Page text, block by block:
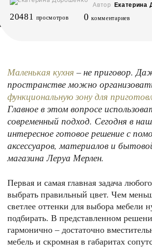
Автор Екатерина
20481 просмотров 0 комментариев
Маленькая кухня – не приговор.
пространстве можно
функциональную зону для
Главное в этом вопросе
современный подход. Сегодня в
интересное готовое решение с
аксессуаров, материалов и
магазина Леруа Мерлен.
Первая и самая главная задача
выбрать правильный цвет. Чем
светлее оттенки для выбора мебели
подбирать. В представленном
гармонично – достаточно
мебель и скромная в габаритах